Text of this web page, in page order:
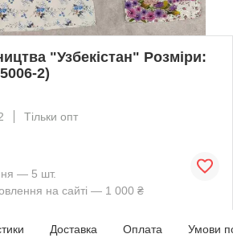
"Узбекістан" Розміри:
2)
Тільки опт
— 5 шт.
на сайті — 1 000 ₴
Доставка Оплата Умови